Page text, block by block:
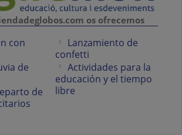
os ofrecemos
con
de
de
Lanzamiento de
confetti
Actividades para la
educación y el tiempo
libre